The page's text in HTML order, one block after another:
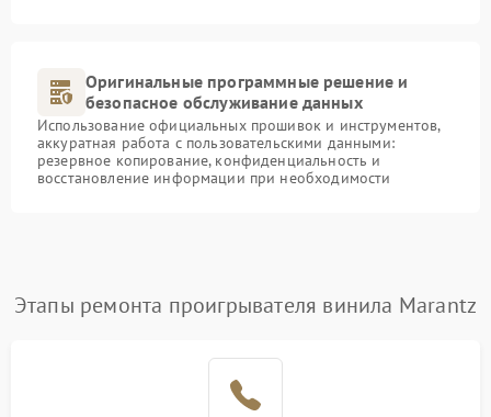
Оригинальные программные решение и
безопасное обслуживание данных
Использование официальных прошивок и инструментов,
аккуратная работа с пользовательскими данными:
резервное копирование, конфиденциальность и
восстановление информации при необходимости
Этапы ремонта проигрывателя винила Marantz